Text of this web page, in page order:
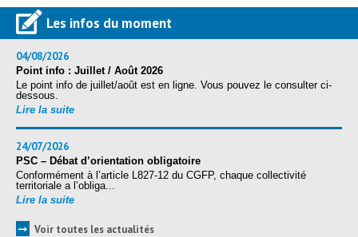
Les infos du moment
04/08/2026
Point info : Juillet / Août 2026
Le point info de juillet/août est en ligne. Vous pouvez le consulter ci-
dessous.
Lire la suite
24/07/2026
PSC – Débat d’orientation obligatoire
Conformément à l’article L827-12 du CGFP, chaque collectivité
territoriale a l’obliga...
Lire la suite
➞ Voir toutes les actualités